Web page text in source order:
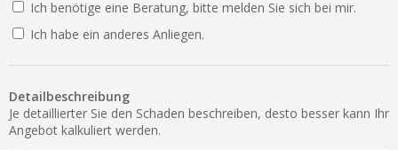
Lexikon
Ist Ihre Werkstatt schon dabei?
Werkstatt Login
Ich benötige eine Beratung, bitte melden Sie sich bei mir.
Ich habe ein anderes Anliegen.
Detailbeschreibung
Je detaillierter Sie den Schaden beschreiben, desto besser kann Ihr
Angebot kalkuliert werden.